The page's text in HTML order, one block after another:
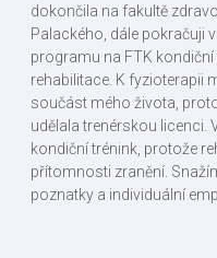
dokončila na fakultě
Palackého, dále pokračuji
programu na FTK
rehabilitace. K fyzioterapii
součást mého života,
udělala trenérskou licenci.
kondiční trénink, protože
přítomnosti zranění.
poznatky a individuální